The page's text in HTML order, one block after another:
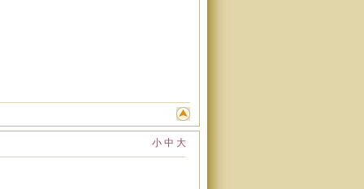
小 中 大